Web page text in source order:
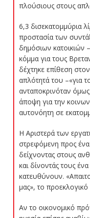
πλούσιους στους
6,3 δισεκατομμύρια
προστασία των
δημόσιων κατοικιών
κόμμα για τους
δέχτηκε επίθεση
απλότητά του –«για
ανταποκρινόταν
άποψη για την
αυτονόητη σε
Η Αριστερά των
στρεφόμενη προς ένα
δείχνοντας στους
και δίνοντάς τους
κατευθύνουν.
μας», το
Αν το οικονομικό